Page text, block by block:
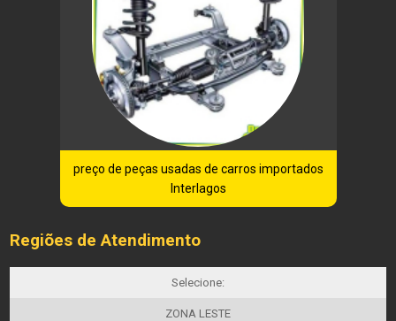
preço de peças usadas de carros importados
Interlagos
Regiões de Atendimento
Selecione:
ZONA LESTE